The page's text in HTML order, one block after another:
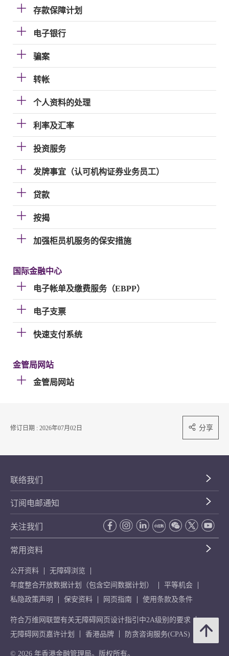
存款保障计划
电子银行
骗案
转帐
个人资料的处理
利率及汇率
投资服务
发牌事宜（认可机构证券业务员工）
贷款
按揭
加强柜员机服务的保安措施
国际金融中心
电子帐单及缴费服务（EBPP）
电子支票
快速支付系统
金管局网站
金管局网站
修订日期 : 2026年07月02日 分享
联络我们
订阅电邮通知
关注我们
常用资料
公开资料
无障碍浏览
年度整合开放数据计划（包含空间数据计划）
平等机会
私隐政策声明
保安资料 网页指南 使用条款及条件
符合万维网联盟有关无障碍网页设计指引中2A级别的要求
无障碍网页嘉许计划
香港品牌 防贪咨询服务(CPAS)
© 2026 年香港金融管理局。版权所有。